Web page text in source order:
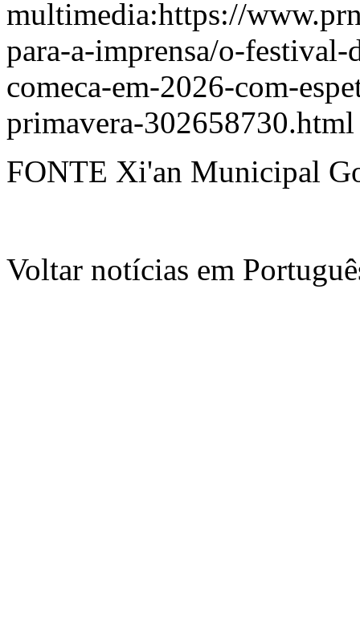
multimedia:https://
para-a-imprensa/o-festival-
comeca-em-2026-com-
primavera-302658730.html
FONTE Xi'an Municipal
Voltar notícias em